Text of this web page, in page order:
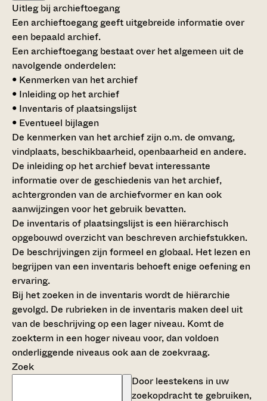
Uitleg bij archieftoegang
Een archieftoegang geeft uitgebreide informatie over
een bepaald archief.
Een archieftoegang bestaat over het algemeen uit de
navolgende onderdelen:
• Kenmerken van het archief
• Inleiding op het archief
• Inventaris of plaatsingslijst
• Eventueel bijlagen
De kenmerken van het archief zijn o.m. de omvang,
vindplaats, beschikbaarheid, openbaarheid en andere.
De inleiding op het archief bevat interessante
informatie over de geschiedenis van het archief,
achtergronden van de archiefvormer en kan ook
aanwijzingen voor het gebruik bevatten.
De inventaris of plaatsingslijst is een hiërarchisch
opgebouwd overzicht van beschreven archiefstukken.
De beschrijvingen zijn formeel en globaal. Het lezen en
begrijpen van een inventaris behoeft enige oefening en
ervaring.
Bij het zoeken in de inventaris wordt de hiërarchie
gevolgd. De rubrieken in de inventaris maken deel uit
van de beschrijving op een lager niveau. Komt de
zoekterm in een hoger niveau voor, dan voldoen
onderliggende niveaus ook aan de zoekvraag.
Zoek
Door leestekens in uw
zoekopdracht te gebruiken,